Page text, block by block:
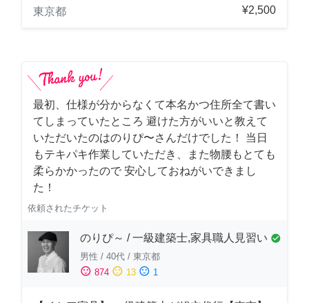
東京都 ¥2,500
最初、仕様が分からなくて本名かつ住所全て書い
てしまっていたところ 避けた方がいいと教えて
いただいたのはのりぴ〜さんだけでした！ 当日
もテキパキ作業していただき、また物腰もとても
柔らかかったので 安心しておねがいできまし
た！
依頼されたチケット
のりぴ～ / 一級建築士,家具職人見習い check_circle
男性 / 40代 / 東京都
sentiment_satisfied 874 sentiment_neutral 13 sentiment_dissatisfied 1